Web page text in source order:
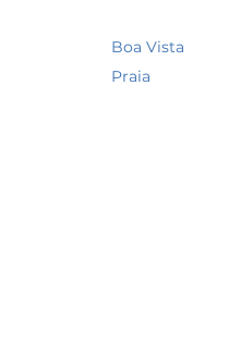
Boa Vista
Praia